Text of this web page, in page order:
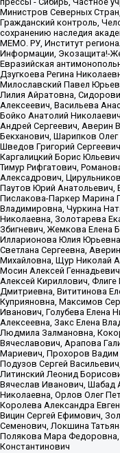
Министров Северных
Гражданский контроль,
сохранению наследия
МЕМО. РУ, Институт
Информации, Экозащита!-
Евразийская
Дзугкоева Регина
Милославский Павел
Лилия Айратовна,
Алексеевич, Васильева
Бойко Анатолий
Андрей Сергеевич, Аверин
Бекханович, Шарипков
Шведов Григорий
Каргалицкий Борис
Тимур Рифгатович,
Алексадрович,
Паутов Юрий Анатольевич,
Пислакова-Паркер Марина
Владимировна, Чуркина
Николаевна, Золотарева
Збигневич, Жемкова Елена
Илларионова Юлия
Светлана Сергеевна,
Михайловна, Щур Николай
Мосин Алексей
Алексей Кириллович,
Дмитриевна, Вититинова
Куприяновна, Максимов
Иванович, Голубева Елена
Алексеевна, Закс Елена
Людмила Залмановна,
Вячеславович, Арапова
Мариевич, Прохоров
Подузов Сергей
Литинский Леонид
Вячеслав Иванович, Шабад
Николаевна, Орлов Олег
Королева Александра
Вицин Сергей Ефимович,
Семенович, Локшина
Полякова Мара Федоровна,
Константинович